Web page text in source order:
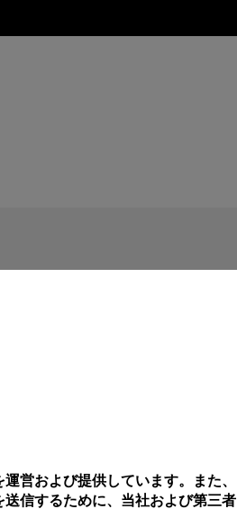
営および提供しています。また、
信するために、当社および第三者